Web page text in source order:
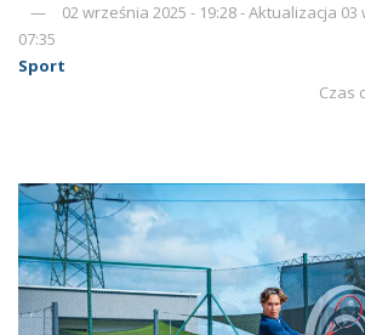
02 września 2025 - 19:28 - Aktualizacja 03
07:35
Sport
Czas